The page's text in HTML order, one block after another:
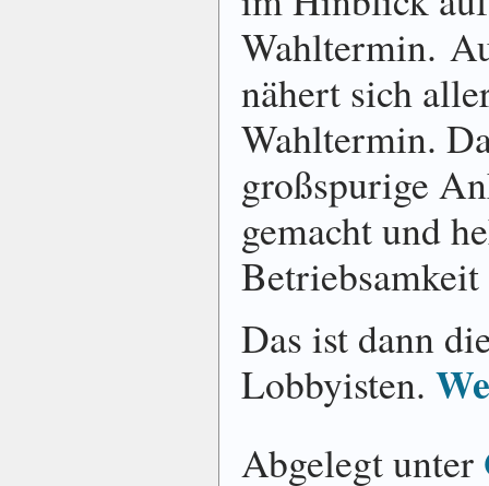
Wahltermin.
nähert sich
Wahltermin.
großspurige
gemacht und
Das ist dann
Lobbyisten.
Abgelegt unter